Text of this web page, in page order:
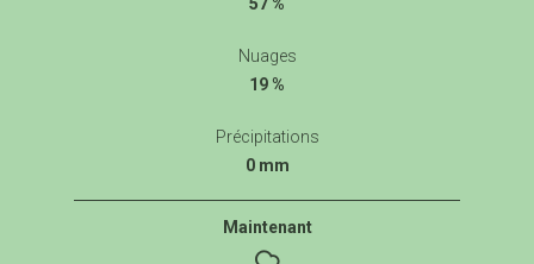
57 %
Nuages
19 %
Précipitations
0 mm
Maintenant